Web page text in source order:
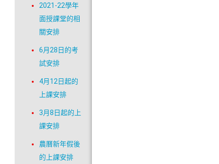
2021-22學年
面授課堂的相
關安排
6月28日的考
試安排
4月12日起的
上課安排
3月8日起的上
課安排
農曆新年假後
的上課安排